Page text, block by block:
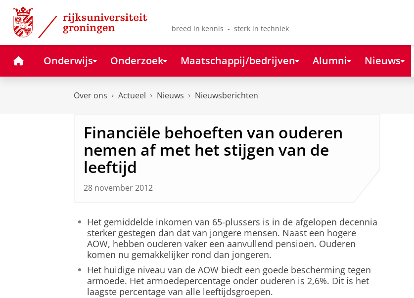
Skip
Content
Skip
Navigation
breed in kennis - sterk in techniek
HomeOnderwijs Onderzoek Maatschappij/bedrijven Alumni Nieuws
Over ons Actueel Nieuws Nieuwsberichten
Financiële behoeften van ouderen
nemen af met het stijgen van de
leeftijd
28 november 2012
Het gemiddelde inkomen van 65-plussers is in de afgelopen decennia
sterker gestegen dan dat van jongere mensen. Naast een hogere
AOW, hebben ouderen vaker een aanvullend pensioen. Ouderen
komen nu gemakkelijker rond dan jongeren.
Het huidige niveau van de AOW biedt een goede bescherming tegen
armoede. Het armoedepercentage onder ouderen is 2,6%. Dit is het
laagste percentage van alle leeftijdsgroepen.